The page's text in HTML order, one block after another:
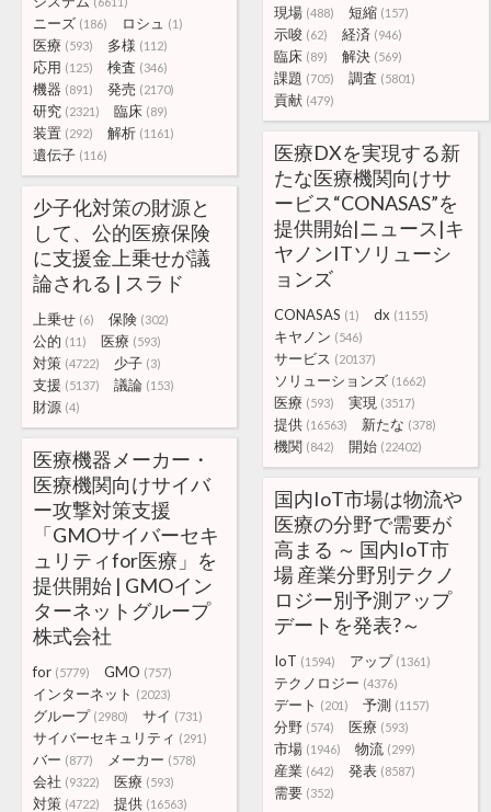
現場 (488) 短縮 (157)
示唆 (62) 経済 (946)
臨床 (89) 解決 (569)
課題 (705) 調査 (5801)
貢献 (479)
ニーズ (186) ロシュ (1)
医療 (593) 多様 (112)
応用 (125) 検査 (346)
機器 (891) 発売 (2170)
研究 (2321) 臨床 (89)
装置 (292) 解析 (1161)
遺伝子 (116)
医療DXを実現する新
たな医療機関向けサ
ービス“CONASAS”を
提供開始|ニュース|キ
ヤノンITソリューシ
ョンズ
CONASAS (1) dx (1155)
キヤノン (546)
サービス (20137)
ソリューションズ (1662)
医療 (593) 実現 (3517)
提供 (16563) 新たな (378)
機関 (842) 開始 (22402)
少子化対策の財源と
して、公的医療保険
に支援金上乗せが議
論される | スラド
上乗せ (6) 保険 (302)
公的 (11) 医療 (593)
対策 (4722) 少子 (3)
支援 (5137) 議論 (153)
財源 (4)
医療機器メーカー・
医療機関向けサイバ
ー攻撃対策支援
「GMOサイバーセキ
ュリティfor医療」を
提供開始 | GMOイン
ターネットグループ
株式会社
for (5779) GMO (757)
インターネット (2023)
グループ (2980) サイ (731)
サイバーセキュリティ (291)
バー (877) メーカー (578)
会社 (9322) 医療 (593)
対策 (4722) 提供 (16563)
国内IoT市場は物流や
医療の分野で需要が
高まる ～ 国内IoT市
場 産業分野別テクノ
ロジー別予測アップ
デートを発表?～
IoT (1594) アップ (1361)
テクノロジー (4376)
デート (201) 予測 (1157)
分野 (574) 医療 (593)
市場 (1946) 物流 (299)
産業 (642) 発表 (8587)
需要 (352)